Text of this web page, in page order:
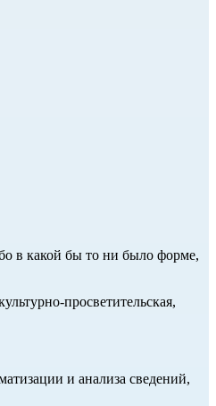
в какой бы то ни было форме,
просветительская,
и анализа сведений,